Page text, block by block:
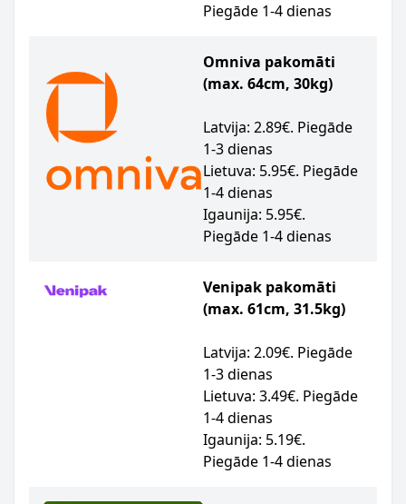
Piegāde 1-4 dienas
Omniva pakomāti
(max. 64cm, 30kg)
Latvija: 2.89€. Piegāde
1-3 dienas
Lietuva: 5.95€. Piegāde
1-4 dienas
Igaunija: 5.95€.
Piegāde 1-4 dienas
Venipak pakomāti
(max. 61cm, 31.5kg)
Latvija: 2.09€. Piegāde
1-3 dienas
Lietuva: 3.49€. Piegāde
1-4 dienas
Igaunija: 5.19€.
Piegāde 1-4 dienas